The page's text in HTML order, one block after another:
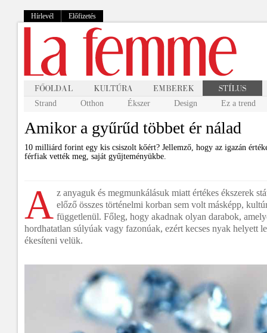
Hírlevél Előfizetés
Strand Otthon Ékszer Design Ez a trend
Amikor a gyűrűd többet ér nálad
10 milliárd forint egy kis csiszolt kőért? Jellemző, hogy az igazán
férfiak vették meg, saját gyűjteményükbe.
A z anyaguk és megmunkálásuk miatt értékes ékszerek
előző összes történelmi korban sem volt másképp,
függetlenül. Főleg, hogy akadnak olyan darabok,
hordhatatlan súlyúak vagy fazonúak, ezért kecses nyak helyett
ékesíteni velük.